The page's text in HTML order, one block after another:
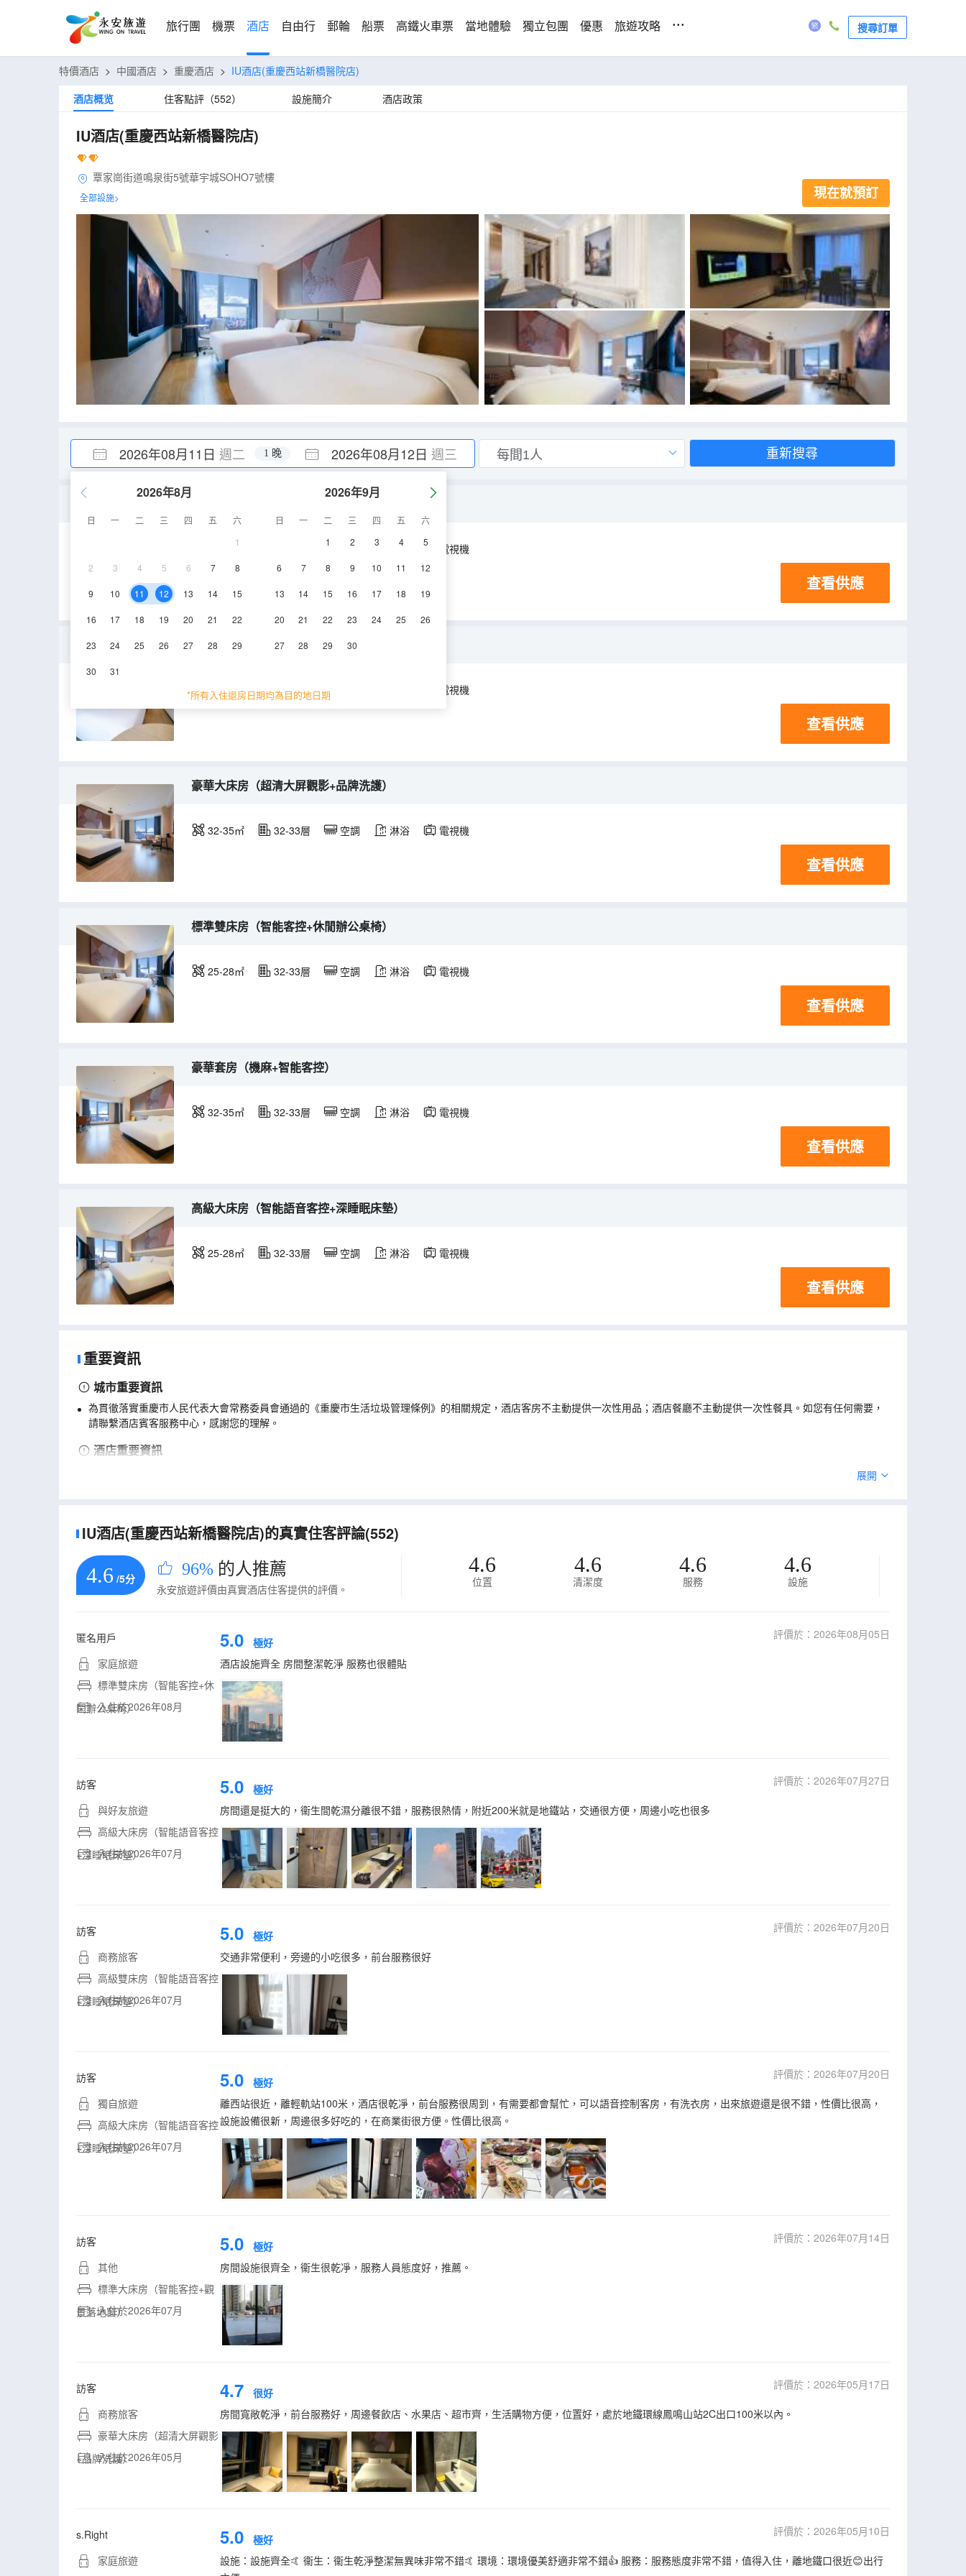
旅行團 機票 酒店 自由行 郵輪 船票 高鐵火車票 當地體驗 獨立包團 優惠 旅遊攻略 ... 搜尋訂單
特價酒店 > 中國酒店 > 重慶酒店 > IU酒店(重慶西站新橋醫院店)
酒店概览
住客點評（552） 設施簡介 酒店政策
IU酒店(重慶西站新橋醫院店)
覃家崗街道鳴泉街5號華宇城SOHO7號樓
全部設施> 現在就預訂
2026年08月11日 週二 2026年08月12日 週三
1 晚
2026年8月
日 一 二 三 四 五
六
1
2 3 4 5 6 7 8
9 10 11 12 13 14 15
16 17 18 19 20 21 22
23 24 25 26 27 28 29
30 31
2026年9月
日 一 二 三 四 五
六
1
2 3 4 5
6 7 8 9 10 11 12
13 14 15 16 17 18 19
20 21 22 23 24 25 26
27 28 29 30
*所有入住退房日期均為目的地日期
重新搜尋
標準大床房（智能客控+觀景落地窗）
20-22㎡ 空調 淋浴 電視機
查看供應
高級雙床房（智能語音客控+深睡眠床墊）
25-28㎡ 32-33層 電視機
查看供應
豪華大床房（超清大屏觀影+品牌洗護）
32-35㎡ 32-33層 空調 淋浴 電視機
查看供應
標準雙床房（智能客控+休閒辦公桌椅）
25-28㎡ 32-33層 空調 淋浴 電視機
查看供應
豪華套房（機麻+智能客控）
32-35㎡ 32-33層 空調 淋浴 電視機
查看供應
高級大床房（智能語音客控+深睡眠床墊）
25-28㎡ 32-33層 空調 淋浴 電視機
查看供應
重要資訊
城市重要資訊
為貫徹落實重慶市人民代表大會常務委員會通過的《重慶市生活垃圾管理條例》的相關規定，酒店客房不主動提供一次性用品；酒店餐廳不主動提供一次性餐具。如您有任何需要，
請聯繫酒店賓客服務中心，感謝您的理解。
酒店重要資訊
展開
IU酒店(重慶西站新橋醫院店)的真實住客評論(552)
4.6 /5分 96% 的人推薦
永安旅遊評價由真實酒店住客提供的評價。
4.6
位置
4.6
清潔度
4.6
服務
4.6
設施
匿名用戶
家庭旅遊
標準雙床房（智能客控+休
閑辦公桌椅）
入住於2026年08月
5.0 極好
評價於：2026年08月05日
酒店設施齊全 房間整潔乾淨 服務也很體貼
訪客
與好友旅遊
高級大床房（智能語音客控
+深睡眠床墊）
入住於2026年07月
5.0 極好
評價於：2026年07月27日
房間還是挺大的，衞生間乾濕分離很不錯，服務很熱情，附近200米就是地鐵站，交通很方便，周邊小吃也很多
訪客
商務旅客
高級雙床房（智能語音客控
+深睡眠床墊）
入住於2026年07月
5.0 極好
評價於：2026年07月20日
交通非常便利，旁邊的小吃很多，前台服務很好
訪客
獨自旅遊
高級大床房（智能語音客控
+深睡眠床墊）
入住於2026年07月
5.0 極好
評價於：2026年07月20日
離西站很近，離輕軌站100米，酒店很乾凈，前台服務很周到，有需要都會幫忙，可以語音控制客房，有洗衣房，出來旅遊還是很不錯，性價比很高，
設施設備很新，周邊很多好吃的，在商業街很方便。性價比很高。
訪客
其他
標準大床房（智能客控+觀
景落地窗）
入住於2026年07月
5.0 極好
評價於：2026年07月14日
房間設施很齊全，衞生很乾凈，服務人員態度好，推薦。
訪客
商務旅客
豪華大床房（超清大屏觀影
+品牌洗護）
入住於2026年05月
4.7 很好
評價於：2026年05月17日
房間寬敞乾淨，前台服務好，周邊餐飲店、水果店、超市齊，生活購物方便，位置好，處於地鐵環線鳳鳴山站2C出口100米以內。
s.Right
家庭旅遊
5.0 極好
評價於：2026年05月10日
設施：設施齊全🤙 衞生：衞生乾淨整潔無異味非常不錯🤙 環境：環境優美舒適非常不錯👍 服務：服務態度非常不錯，值得入住，離地鐵口很近😊出行